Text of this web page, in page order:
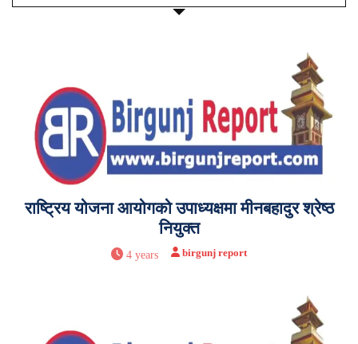
राष्ट्रिय योजना आयोगको उपाध्यक्षमा मीनबहादुर श्रेष्ठ
नियुक्त
4 years birgunj report